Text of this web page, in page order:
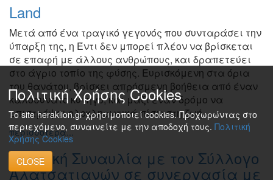
Land
Μετά από ένα τραγικό γεγονός που συνταράσει την
ύπαρξη της, η Έντι δεν μπορεί πλέον να βρίσκεται
σε επαφή με άλλους ανθρώπους, και δραπετεύει
στο άγριο τοπίο της φύσης. Ευρισκόμενη στα όρια
του θανάτου, βρίσκει απρόσμενη βοήθεια από έναν
καλοσυνάτο κυνηγό, και μαζί έναν δρόμο να
επιστρέψειολοκληρωτικά πίσω στη ζωή.
περισσότερα...
Μουσική Συναυλία με τον Σύλλογο
Αλατσατιανών σε συνεργασία με
Πολιτική Χρήσης Cookies
Το site heraklion.gr χρησιμοποιεί cookies. Προχωρώντας στο
περιεχόμενο, συναινείτε με την αποδοχή τους. Πολιτική
Χρήσης Cookies
CLOSE